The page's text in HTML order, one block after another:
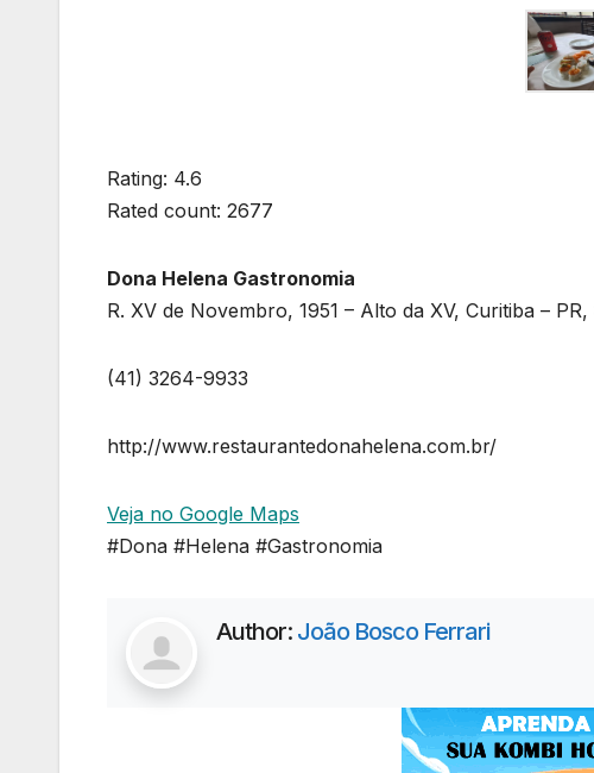
Rating: 4.6
Rated count: 2677
Dona Helena Gastronomia
R. XV de Novembro, 1951 – Alto da XV, Curitiba –
(41) 3264-9933
http://www.restaurantedonahelena.com.br/
Veja no Google Maps
#Dona #Helena #Gastronomia
Author: João Bosco Ferrari